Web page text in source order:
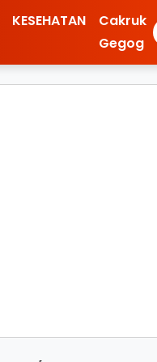
KESEHATAN
Cakruk
Gegog